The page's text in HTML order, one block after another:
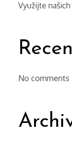
Využijte
No comments